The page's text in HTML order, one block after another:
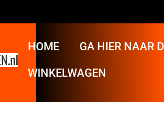
HOME GA HIER NAAR
WINKELWAGEN